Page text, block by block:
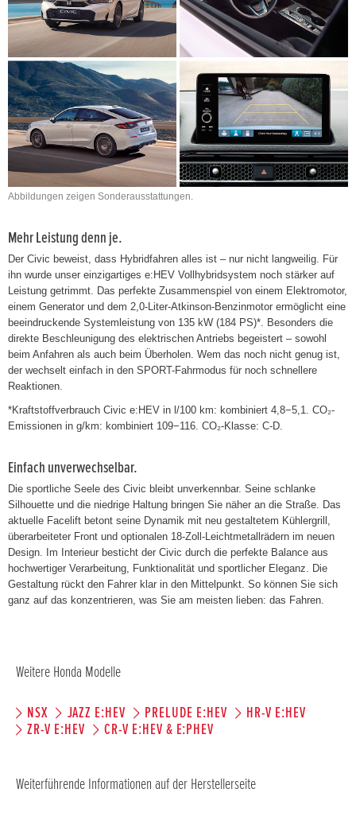
Abbildungen zeigen Sonderausstattungen.
Mehr Leistung denn je.
Der Civic beweist, dass Hybridfahren alles ist – nur nicht langweilig. Für
ihn wurde unser einzigartiges e:HEV Vollhybridsystem noch stärker auf
Leistung getrimmt. Das perfekte Zusammenspiel von einem Elektromotor,
einem Generator und dem 2,0-Liter-Atkinson-Benzinmotor ermöglicht eine
beeindruckende Systemleistung von 135 kW (184 PS)*. Besonders die
direkte Beschleunigung des elektrischen Antriebs begeistert – sowohl
beim Anfahren als auch beim Überholen. Wem das noch nicht genug ist,
der wechselt einfach in den SPORT-Fahrmodus für noch schnellere
Reaktionen.
*Kraftstoffverbrauch Civic e:HEV in l/100 km: kombiniert 4,8−5,1. CO₂-
Emissionen in g/km: kombiniert 109−116. CO₂-Klasse: C-D.
Einfach unverwechselbar.
Die sportliche Seele des Civic bleibt unverkennbar. Seine schlanke
Silhouette und die niedrige Haltung bringen Sie näher an die Straße. Das
aktuelle Facelift betont seine Dynamik mit neu gestaltetem Kühlergrill,
überarbeiteter Front und optionalen 18-Zoll-Leichtmetallrädern im neuen
Design. Im Interieur besticht der Civic durch die perfekte Balance aus
hochwertiger Verarbeitung, Funktionalität und sportlicher Eleganz. Die
Gestaltung rückt den Fahrer klar in den Mittelpunkt. So können Sie sich
ganz auf das konzentrieren, was Sie am meisten lieben: das Fahren.
Weitere Honda Modelle
NSX JAZZ E:HEV PRELUDE E:HEV
HR-V E:HEV
ZR-V E:HEV
CR-V E:HEV & E:PHEV
Weiterführende Informationen auf der Herstellerseite